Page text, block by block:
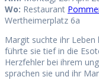
Wo: Restaurant
Wertheimerplatz 6a
Margit suchte ihr Leben
führte sie tief in die
Herzfehler bei ihrem
sprachen sie und ihr